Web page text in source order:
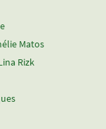
Matos
Rizk